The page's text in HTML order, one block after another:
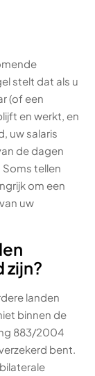
stelt dat als u
(of een
en werkt, en
uw salaris
de dagen
Soms tellen
om een
uw
zijn?
landen
binnen de
883/2004
bent.